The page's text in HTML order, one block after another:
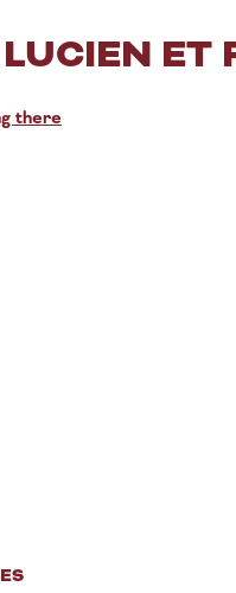
ET
there